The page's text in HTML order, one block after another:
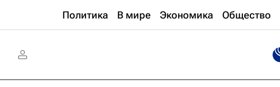
Политика В мире Экономика Общество